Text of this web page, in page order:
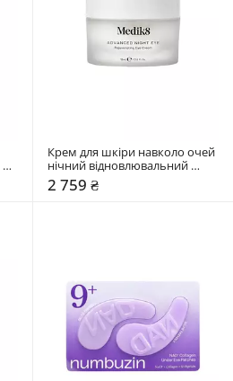
Крем для шкіри навколо очей
нічний відновлювальний
Medik8 15 мл
2 759 ₴